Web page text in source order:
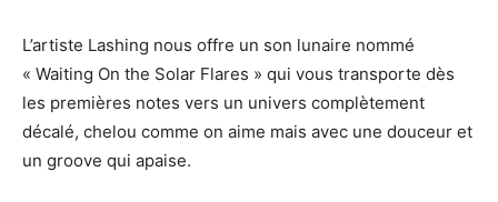
L’artiste Lashing nous offre un son lunaire nommé
« Waiting On the Solar Flares » qui vous transporte dès
les premières notes vers un univers complètement
décalé, chelou comme on aime mais avec une douceur et
un groove qui apaise.